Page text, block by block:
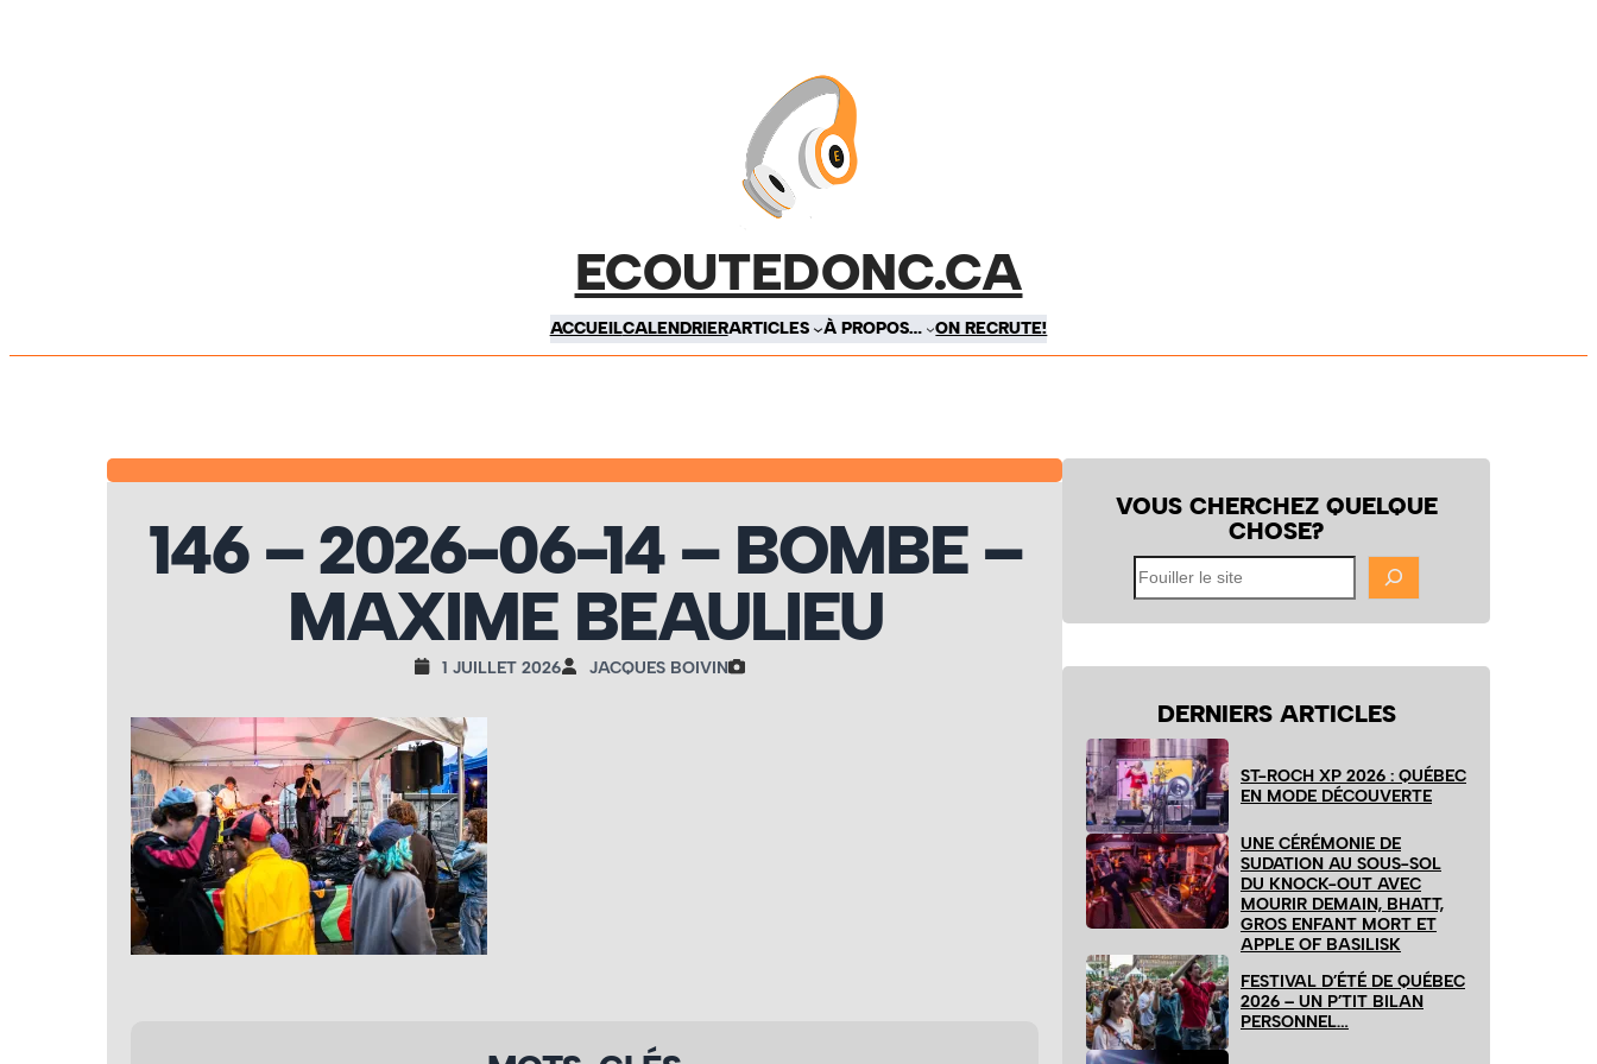
ECOUTEDONC.CA
ACCUEILCALENDRIERARTICLES À PROPOS… ON RECRUTE!
146 – 2026-06-14 – BOMBE –
MAXIME BEAULIEU
1 JUILLET 2026 JACQUES BOIVIN
VOUS CHERCHEZ QUELQUE
CHOSE?
Fouiller
le
site
DERNIERS ARTICLES
ST-ROCH XP 2026 : QUÉBEC
EN MODE DÉCOUVERTE
UNE CÉRÉMONIE DE
SUDATION AU SOUS-SOL
DU KNOCK-OUT AVEC
MOURIR DEMAIN, BHATT,
GROS ENFANT MORT ET
APPLE OF BASILISK
FESTIVAL D’ÉTÉ DE QUÉBEC
2026 – UN P’TIT BILAN
PERSONNEL…